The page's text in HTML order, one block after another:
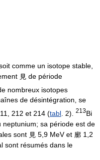
comme un isotope stable,
見 de période
nombreux isotopes
de désintégration, se
212 et 214 (tabl . 2). 213Bi
sa période est de
sont 見 5,9 MeV et 廓 1,2
sont résumés dans le